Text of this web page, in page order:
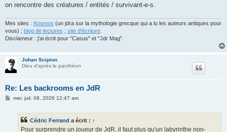
on rencontre des créatures / entités / survivant-e-s.
Mes sites : Kosmos (un jdra sur la mythologie grecque qui a lu les auteurs antiques pour
vous) ; blog de lectures ; site d'écriture
Disclameur : j'ai écrit pour "Casus" et "Jdr Mag".
Johan Scipion
Dieu d'après le panthéon
Re: Les backrooms en JdR
Mmer. juil. 08, 2026 12:47 am
Cédric Ferrand a écrit : ↑
Pour surprendre un joueur de JdR, il faut plus qu'un labyrinthe non-